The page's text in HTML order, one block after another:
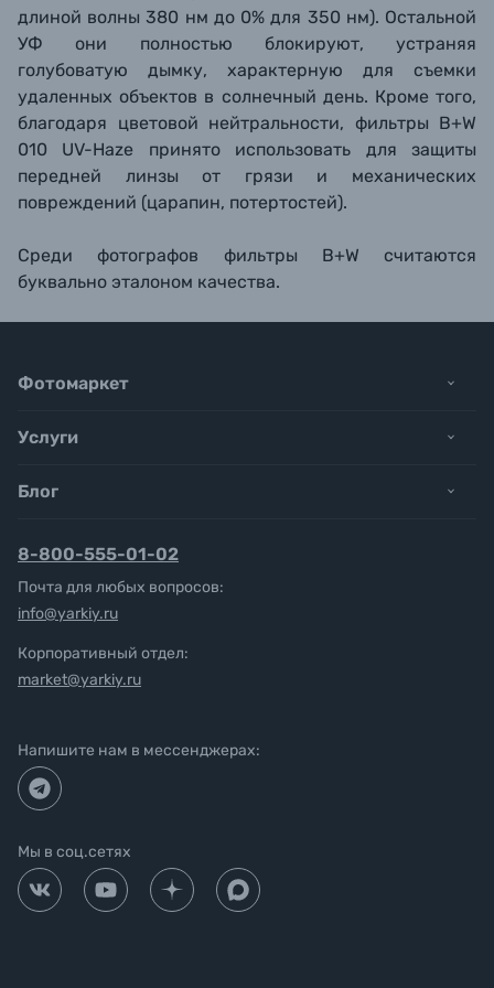
длиной волны 380 нм до 0% для 350 нм). Остальной
УФ они полностью блокируют, устраняя
голубоватую дымку, характерную для съемки
удаленных объектов в солнечный день. Кроме того,
благодаря цветовой нейтральности, фильтры B+W
010 UV-Haze принято использовать для защиты
передней линзы от грязи и механических
повреждений (царапин, потертостей).
Среди фотографов фильтры B+W считаются
буквально эталоном качества.
Фотомаркет
Услуги
Блог
8-800-555-01-02
Почта для любых вопросов:
info@yarkiy.ru
Корпоративный отдел:
market@yarkiy.ru
Напишите нам в мессенджерах:
Мы в соц.сетях